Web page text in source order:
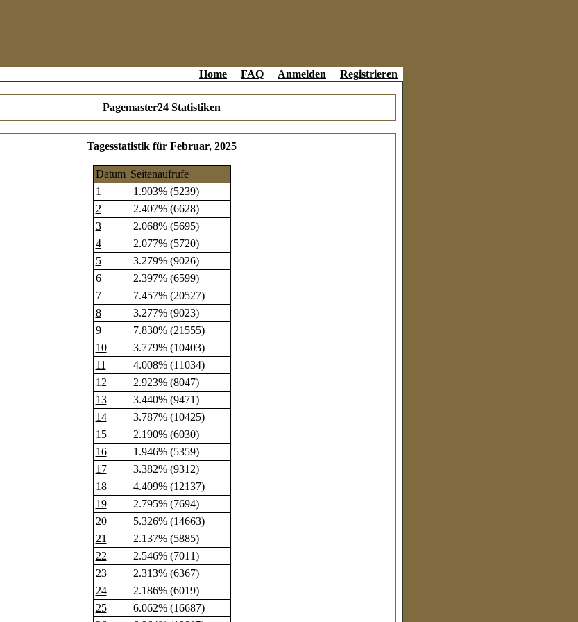
Home FAQ Anmelden Registrieren
Pagemaster24 Statistiken
Tagesstatistik für Februar, 2025
Datum Seitenaufrufe
1
1.903% (5239)
2
2.407% (6628)
3
2.068% (5695)
4
2.077% (5720)
5
3.279% (9026)
6
2.397% (6599)
7
7.457% (20527)
8
3.277% (9023)
9
7.830% (21555)
10
3.779% (10403)
11
4.008% (11034)
12
2.923% (8047)
13
3.440% (9471)
14
3.787% (10425)
15
2.190% (6030)
16
1.946% (5359)
17
3.382% (9312)
18
4.409% (12137)
19
2.795% (7694)
20
5.326% (14663)
21
2.137% (5885)
22
2.546% (7011)
23
2.313% (6367)
24
2.186% (6019)
25
6.062% (16687)